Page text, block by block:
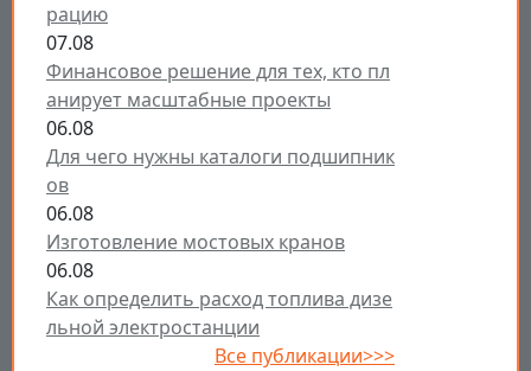
рацию
07.08
Финансовое решение для тех, кто пл
анирует масштабные проекты
06.08
Для чего нужны каталоги подшипник
ов
06.08
Изготовление мостовых кранов
06.08
Как определить расход топлива дизе
льной электростанции
Все публикации>>>